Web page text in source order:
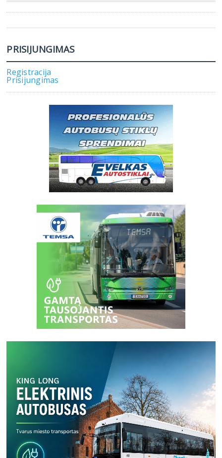
PRISIJUNGIMAS
Registracija
Prisijungimas